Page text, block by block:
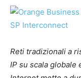
Reti tradizionali a
IP su scala globale